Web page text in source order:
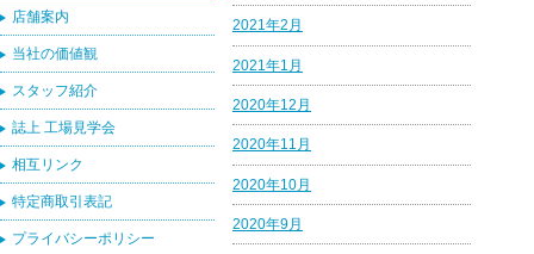
2021年2月
2021年1月
2020年12月
2020年11月
2020年10月
2020年9月
店舗案内
当社の価値観
スタッフ紹介
誌上 工場見学会
相互リンク
特定商取引表記
プライバシーポリシー